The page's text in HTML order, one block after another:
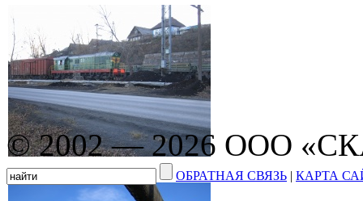
© 2002 — 2026 ООО
ОБРАТНАЯ СВЯЗЬ | КАРТА